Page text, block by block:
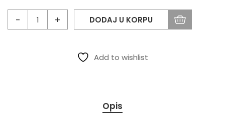
DODAJ U KORPU
Add to wishlist
Opis